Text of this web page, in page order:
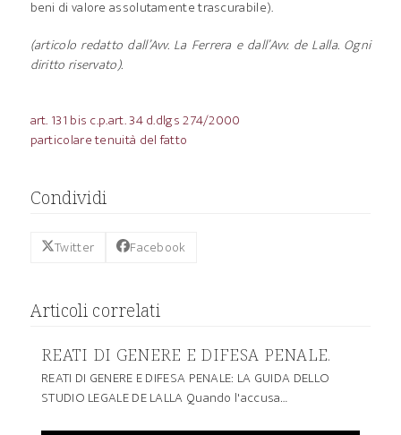
beni di valore assolutamente trascurabile).
(articolo redatto dall’Avv. La Ferrera e dall’Avv. de Lalla. Ogni
diritto riservato).
art. 131 bis c.p.art. 34 d.dlgs 274/2000
particolare tenuità del fatto
Condividi
Twitter Facebook
Articoli correlati
REATI DI GENERE E DIFESA PENALE.
REATI DI GENERE E DIFESA PENALE: LA GUIDA DELLO
STUDIO LEGALE DE LALLA Quando l'accusa…